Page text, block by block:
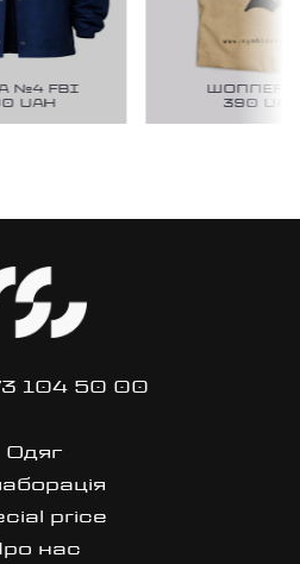
№4 FBI
UAH
ШОППЕР
390UAH
104 50 00
Одяг
price
нас